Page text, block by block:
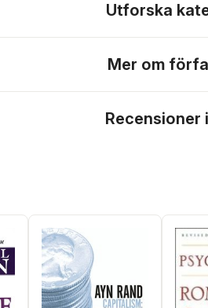
Utforska
Mer om
Recensioner